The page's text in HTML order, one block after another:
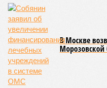
бетононасосов, ни
мобилизации подрядчиков.
осталось менее полугода.
Если в «Сказочном лесу»
отчитывался о поэтапной
конкретными инженерными
монолитных конструкций,